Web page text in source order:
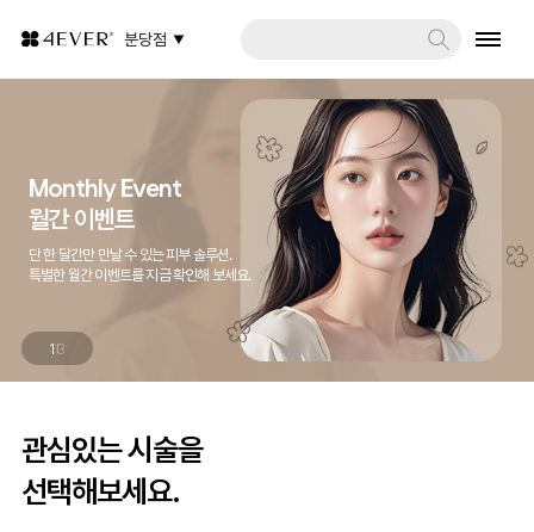
분당점
Monthly Event
월간 이벤트
단 한 달간만 만날 수 있는 피부 솔루션.
특별한 월간 이벤트를 지금 확인해 보세요.
1 3
관심있는 시술을
선택해보세요.